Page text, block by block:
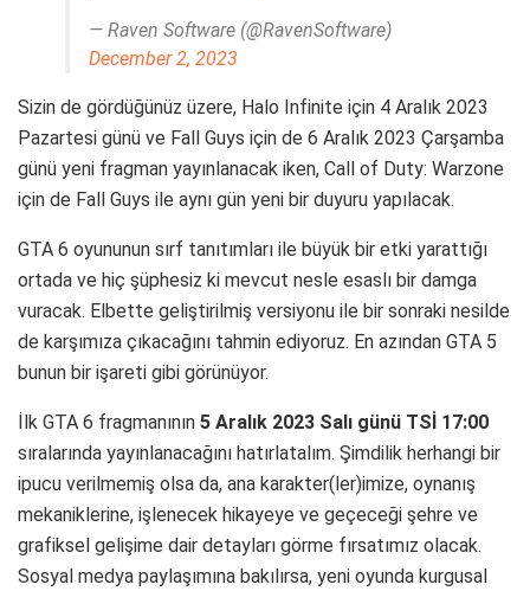
— Raven Software (@RavenSoftware)
December 2, 2023
Sizin de gördüğünüz üzere, Halo Infinite için 4 Aralık 2023
Pazartesi günü ve Fall Guys için de 6 Aralık 2023 Çarşamba
günü yeni fragman yayınlanacak iken, Call of Duty: Warzone
için de Fall Guys ile aynı gün yeni bir duyuru yapılacak.
GTA 6 oyununun sırf tanıtımları ile büyük bir etki yarattığı
ortada ve hiç şüphesiz ki mevcut nesle esaslı bir damga
vuracak. Elbette geliştirilmiş versiyonu ile bir sonraki nesilde
de karşımıza çıkacağını tahmin ediyoruz. En azından GTA 5
bunun bir işareti gibi görünüyor.
İlk GTA 6 fragmanının 5 Aralık 2023 Salı günü TSİ 17:00
sıralarında yayınlanacağını hatırlatalım. Şimdilik herhangi bir
ipucu verilmemiş olsa da, ana karakter(ler)imize, oynanış
mekaniklerine, işlenecek hikayeye ve geçeceği şehre ve
grafiksel gelişime dair detayları görme fırsatımız olacak.
Sosyal medya paylaşımına bakılırsa, yeni oyunda kurgusal